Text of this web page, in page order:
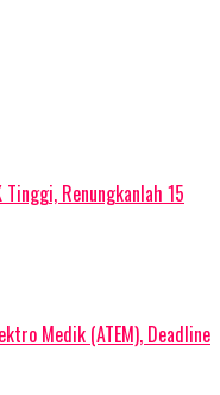
Renungkanlah 15
Medik (ATEM), Deadline